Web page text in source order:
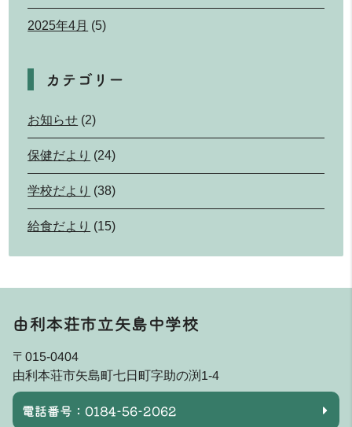
2025年4月 (5)
カテゴリー
お知らせ (2)
保健だより (24)
学校だより (38)
給食だより (15)
由利本荘市立矢島中学校
〒015-0404
由利本荘市矢島町七日町字助の渕1-4
電話番号：0184-56-2062